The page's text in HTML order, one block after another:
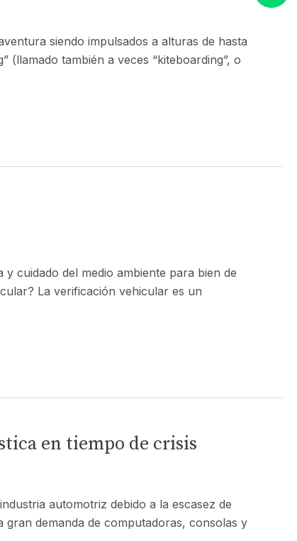
siendo impulsados a alturas de hasta
también a veces “kiteboarding”, o
cuidado del medio ambiente para bien de
La verificación vehicular es un
en tiempo de crisis
automotriz debido a la escasez de
demanda de computadoras, consolas y